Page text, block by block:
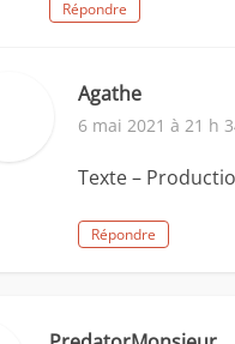
Répondre
Agathe
6 mai 2021 à 21 h
Texte –
Répondre